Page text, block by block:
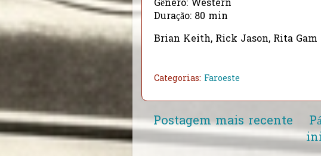
Gênero: Western
Duração: 80 min
Brian Keith, Rick Jason, Rita Gam
Categorias: Faroeste
Postagem mais recente